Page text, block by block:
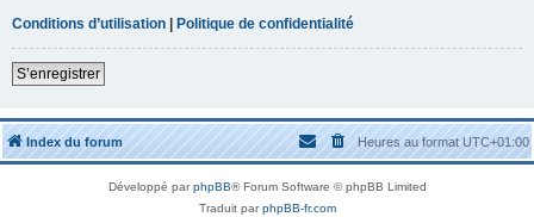
Conditions d’utilisation | Politique de confidentialité
S’enregistrer
Index du forum Heures au formatUTC+01:00
Développé parphpBB® Forum Software © phpBB Limited
Traduit parphpBB-fr.com